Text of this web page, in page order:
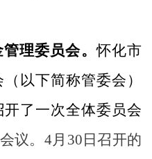
理委员会。怀化市
以下简称管委会）
开了一次全体委员会
议。 4月 30 日召开的